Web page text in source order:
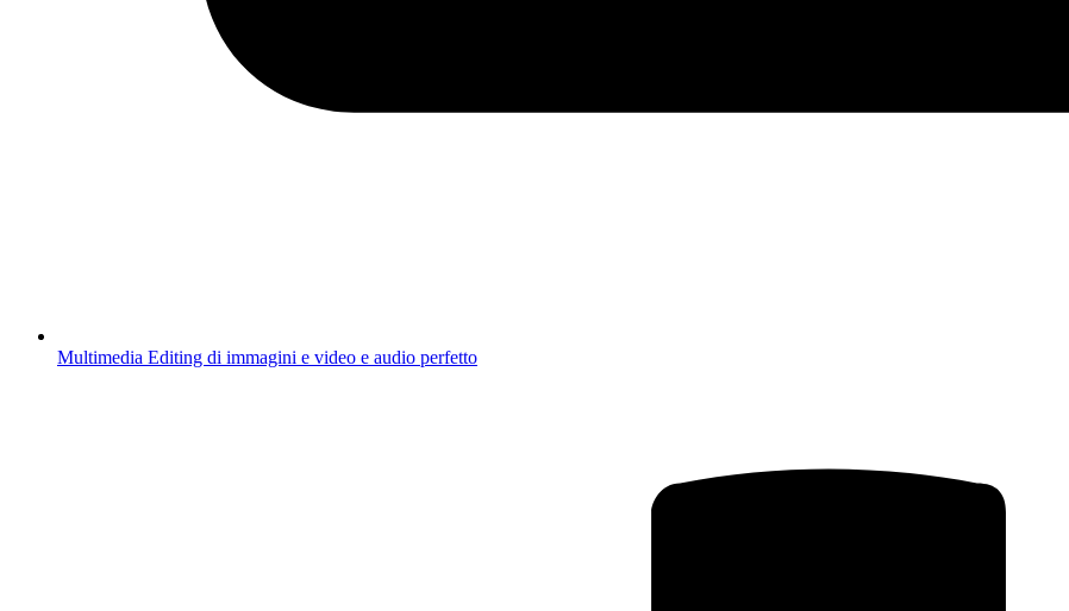
Multimedia Editing di immagini e video e audio perfetto